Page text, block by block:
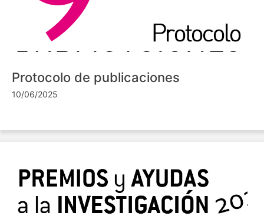
Protocolo de publicaciones
10/06/2025